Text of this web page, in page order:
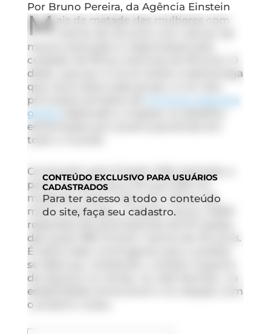
Por Bruno Pereira, da Agência Einstein
M ais da metade das mulheres com
mama avançado é responsável pelo
cuidado de filhos menores de 18 anos. O
dado, que por si só já revela a sobrecarga
que recai sobre esse grupo, é um dos
principais achados da
primeira pesquisa
global
enfrentados por jovens pacientes em
todo o mundo.
Conduzido pelo Projeto 528, batizado a
partir da estimativa de que 528 mil
mulheres vivem hoje com câncer de
mama avançado, o estudo reuniu 3.800
respostas de participantes de 67 países,
das quais 385 tinham menos de 40 anos.
É sobre esse contingente que a análise
se debruça, revelando o amplo impacto
da doença na renda, na vida familiar, na
estabilidade emocional e na relação com
o próprio corpo.
CONTEÚDO EXCLUSIVO PARA USUÁRIOS
CADASTRADOS
Para ter acesso a todo o conteúdo
do site, faça seu cadastro.